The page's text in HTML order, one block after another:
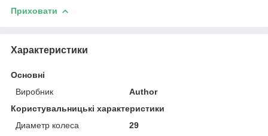
Приховати
Характеристики
Основні
Виробник
Author
Користувальницькі характеристики
Диаметр колеса
29